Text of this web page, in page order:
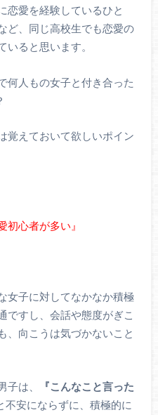
恋愛を経験しているひと
ど、同じ高校生でも恋愛の
ると思います。
何人もの女子と付き合った
覚えておいて欲しいポイン
初心者が多い』
女子に対してなかなか積極
ですし、会話や態度がぎこ
、向こうは気づかないこと
は、
『こんなこと言った
不安にならずに、積極的に